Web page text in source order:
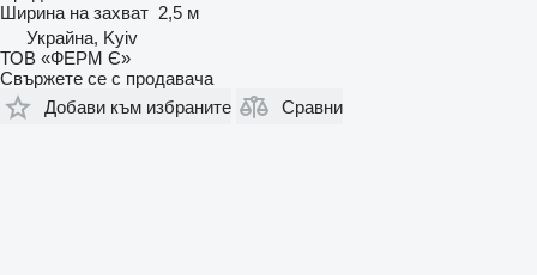
Ширина на захват 2,5 м
Украйна, Kyiv
ТОВ «ФЕРМ Є»
Свържете се с продавача
Добави към избраните
Сравни